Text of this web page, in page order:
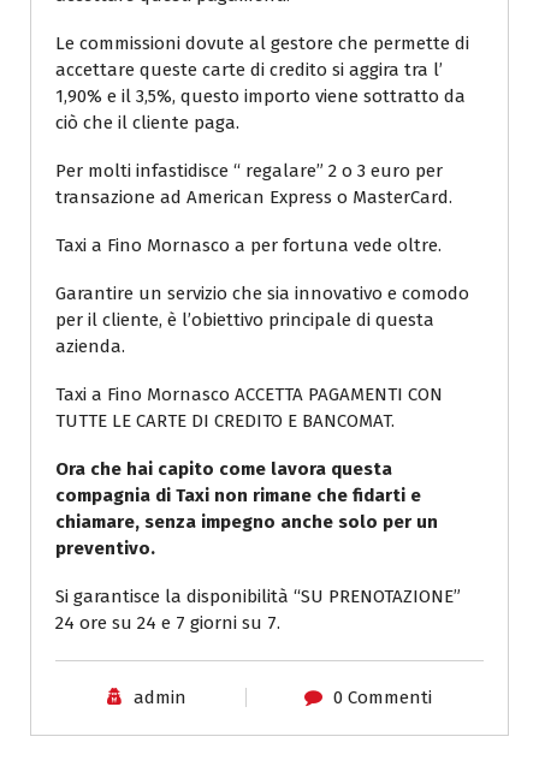
Le commissioni dovute al gestore che permette di
accettare queste carte di credito si aggira tra l’
1,90% e il 3,5%, questo importo viene sottratto da
ciò che il cliente paga.
Per molti infastidisce “ regalare” 2 o 3 euro per
transazione ad American Express o MasterCard.
Taxi a Fino Mornasco a per fortuna vede oltre.
Garantire un servizio che sia innovativo e comodo
per il cliente, è l’obiettivo principale di questa
azienda.
Taxi a Fino Mornasco ACCETTA PAGAMENTI CON
TUTTE LE CARTE DI CREDITO E BANCOMAT.
Ora che hai capito come lavora questa
compagnia di Taxi non rimane che fidarti e
chiamare, senza impegno anche solo per un
preventivo.
Si garantisce la disponibilità “SU PRENOTAZIONE”
24 ore su 24 e 7 giorni su 7.
admin 0 Commenti